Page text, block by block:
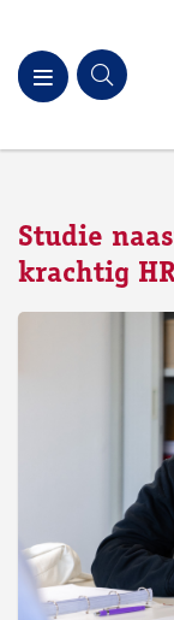
Studie
krachtig